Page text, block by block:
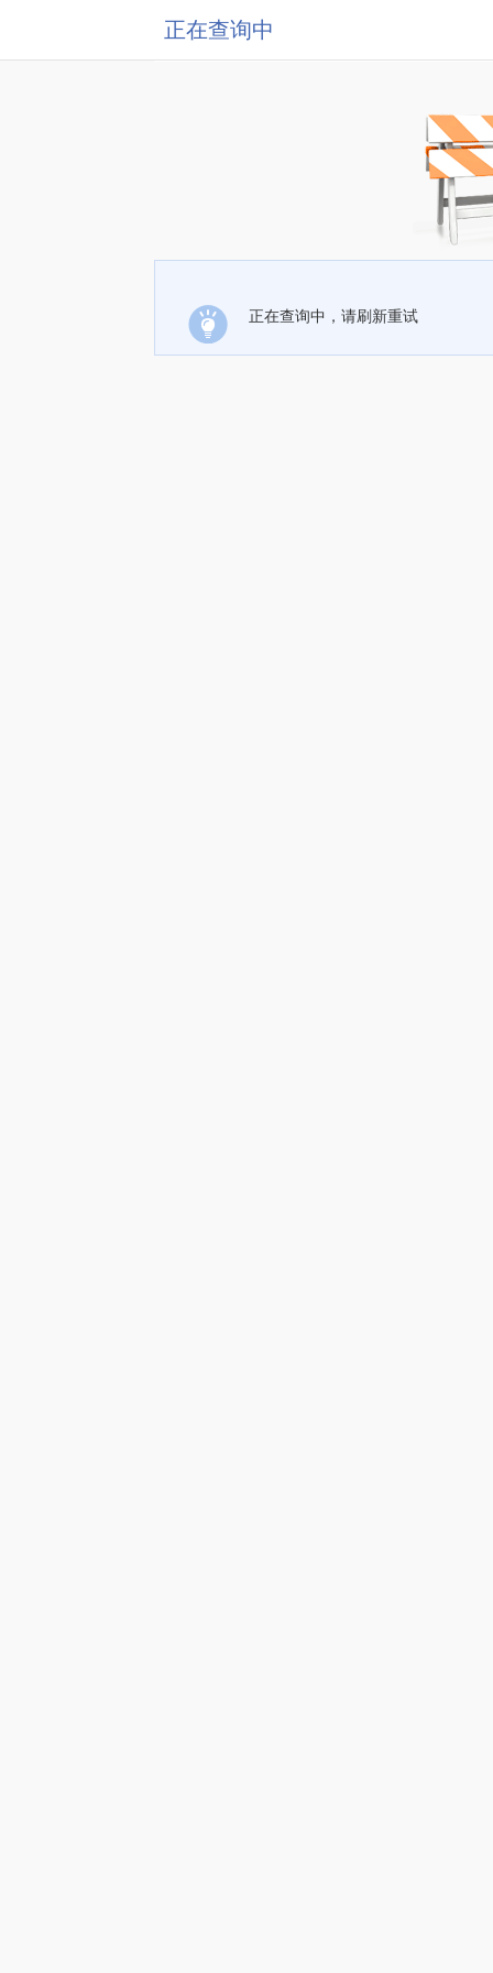
正在查询中
正在查询中，请刷新重试